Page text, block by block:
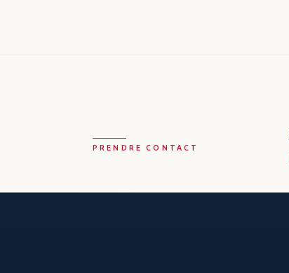
PRENDRE CONTACT